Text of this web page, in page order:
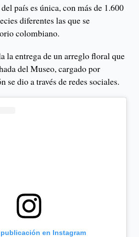
país es única, con más de 1.600
diferentes las que se
colombiano.
la entrega de un arreglo floral que
del Museo, cargado por
se dio a través de redes sociales.
publicación en Instagram